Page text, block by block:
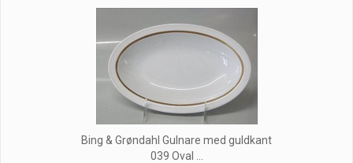
Bing & Grøndahl Gulnare med guldkant
039 Oval ...